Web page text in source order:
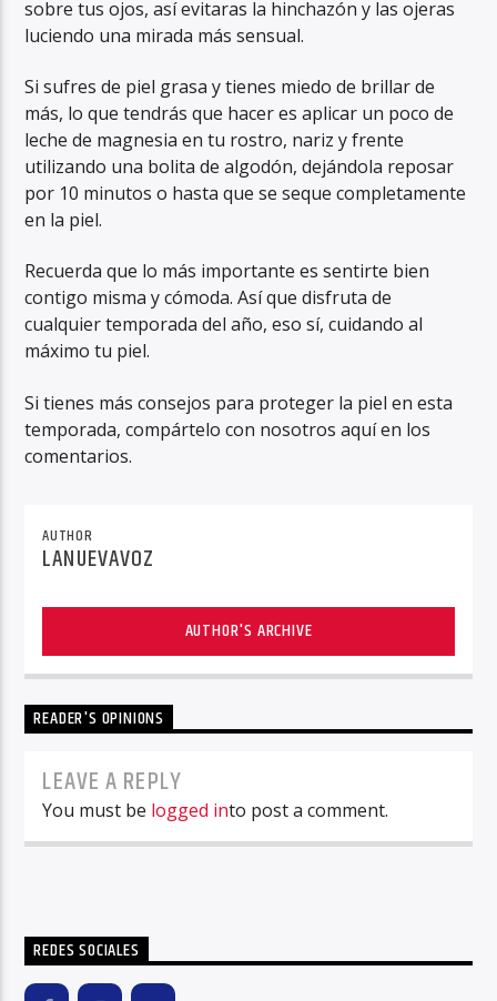
sobre tus ojos, así evitaras la hinchazón y las ojeras
luciendo una mirada más sensual.
Si sufres de piel grasa y tienes miedo de brillar de
más, lo que tendrás que hacer es aplicar un poco de
leche de magnesia en tu rostro, nariz y frente
utilizando una bolita de algodón, dejándola reposar
por 10 minutos o hasta que se seque completamente
en la piel.
Recuerda que lo más importante es sentirte bien
contigo misma y cómoda. Así que disfruta de
cualquier temporada del año, eso sí, cuidando al
máximo tu piel.
Si tienes más consejos para proteger la piel en esta
temporada, compártelo con nosotros aquí en los
comentarios.
AUTHOR
LANUEVAVOZ
AUTHOR'S ARCHIVE
READER'S OPINIONS
LEAVE A REPLY
You must be logged into post a comment.
REDES SOCIALES